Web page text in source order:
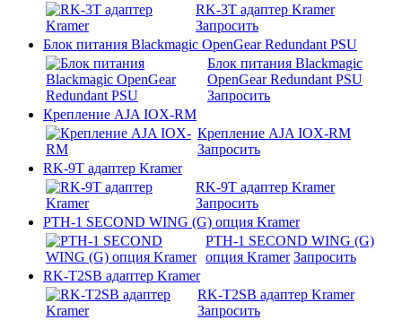
RK-3T адаптер Kramer
Запросить
Блок питания Blackmagic OpenGear Redundant PSU
Блок питания Blackmagic
OpenGear Redundant PSU
Запросить
Крепление AJA IOX-RM
Крепление AJA IOX-RM
Запросить
RK-9T адаптер Kramer
RK-9T адаптер Kramer
Запросить
PTH-1 SECOND WING (G) опция Kramer
PTH-1 SECOND WING (G)
опция Kramer Запросить
RK-T2SB адаптер Kramer
RK-T2SB адаптер Kramer
Запросить